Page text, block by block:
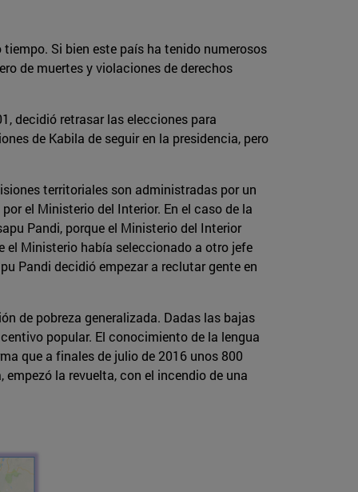
Si bien este país ha tenido numerosos
de muertes y violaciones de derechos
decidió retrasar las elecciones para
de Kabila de seguir en la presidencia, pero
territoriales son administradas por un
el Ministerio del Interior. En el caso de la
Pandi, porque el Ministerio del Interior
el Ministerio había seleccionado a otro jefe
Pandi decidió empezar a reclutar gente en
de pobreza generalizada. Dadas las bajas
popular. El conocimiento de la lengua
que a finales de julio de 2016 unos 800
la revuelta, con el incendio de una